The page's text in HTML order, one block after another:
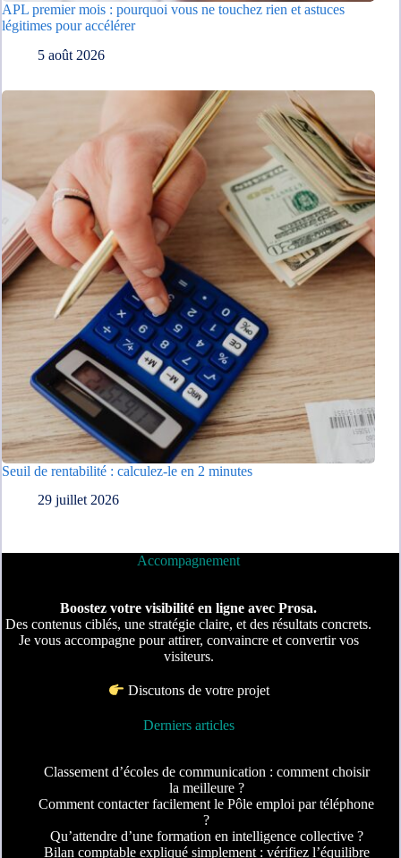
APL premier mois : pourquoi vous ne touchez rien et astuces
légitimes pour accélérer
5 août 2026
Seuil de rentabilité : calculez-le en 2 minutes
29 juillet 2026
Accompagnement
Boostez votre visibilité en ligne avec Prosa.
Des contenus ciblés, une stratégie claire, et des résultats concrets.
Je vous accompagne pour attirer, convaincre et convertir vos
visiteurs.
Discutons de votre projet
Derniers articles
Classement d’écoles de communication : comment choisir
la meilleure ?
Comment contacter facilement le Pôle emploi par téléphone
?
Qu’attendre d’une formation en intelligence collective ?
Bilan comptable expliqué simplement : vérifiez l’équilibre